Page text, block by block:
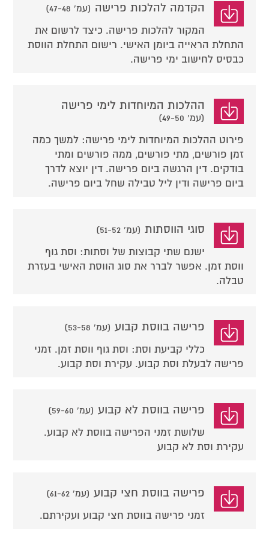
הקדמה להלכות פרישה (עמ' 47-48)
המקור להלכות פרישה. כיצד לרשום את
התחלת הראייה ביומן האישי. רישום התחלת הווסת
כבסיס לחישוב ימי פרישה.
ההלכות המיוחדות לימי פרישה
(עמ' 49-50)
פירוט ההלכות המיוחדות לימי פרישה: למשך כמה
זמן פורשים, מתי פורשים, ממה פורשים ומתי
בודקים. דין הרגשה ביום פרישה. דין יוצא לדרך
ביום פרישה ודין ליל טבילה שחל ביום פרישה.
סוגי הווסתות (עמ' 51-52)
ישנם שתי קבוצות של וסתות: וסת גוף
ווסת זמן. אפשר לברר את סוג הווסת האישי בעזרת
טבלה.
פרישה בווסת קבוע (עמ' 53-58)
כללי קביעת וסת: וסת גוף ווסת זמן. זמני
פרישה לבעלת וסת קבוע. עקירת וסת קבוע.
פרישה בווסת לא קבוע (עמ' 59-60)
שלושת זמני הפרישה בווסת לא קבוע.
עקירת וסת לא קבוע
פרישה בווסת חצי קבוע (עמ' 61-62)
זמני פרישה בווסת חצי קבוע ועקירתם.